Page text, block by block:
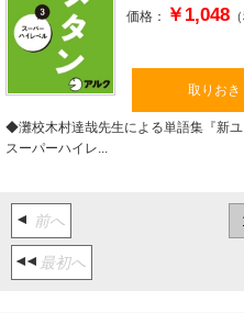
価格：
￥1,048
取りおき
◆灘校木村達哉先生による単語集『新
スーパーハイレ...
最初へ
前へ